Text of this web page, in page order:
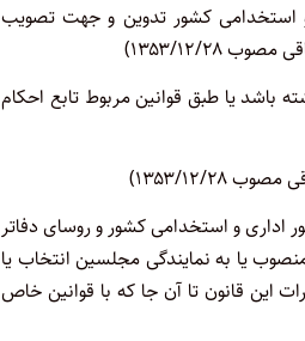
استخدامی کشور تدوین و جهت تصویب‌
۱۲/۲۸)
یا طبق قوانین مربوط تابع احکام
۱۲/۲۸)
اداری و استخدامی کشور و روسای دفاتر
یا به نمایندگی مجلسین انتخاب یا
قانون تا آن جا که با قوانین خاص